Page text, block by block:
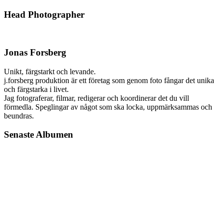
Head Photographer
Jonas Forsberg
Unikt, färgstarkt och levande.
j.forsberg produktion är ett företag som genom foto fångar det unika
och färgstarka i livet.
Jag fotograferar, filmar, redigerar och koordinerar det du vill
förmedla. Speglingar av något som ska locka, uppmärksammas och
beundras.
Senaste Albumen